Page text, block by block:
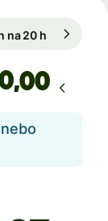
na 20 h
,00